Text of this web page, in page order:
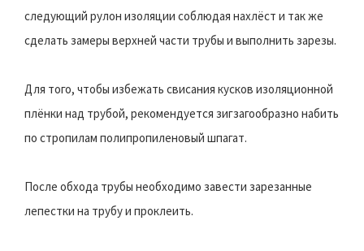
следующий рулон изоляции соблюдая нахлёст и так же
сделать замеры верхней части трубы и выполнить зарезы.
Для того, чтобы избежать свисания кусков изоляционной
плёнки над трубой, рекомендуется зигзагообразно набить
по стропилам полипропиленовый шпагат.
После обхода трубы необходимо завести зарезанные
лепестки на трубу и проклеить.